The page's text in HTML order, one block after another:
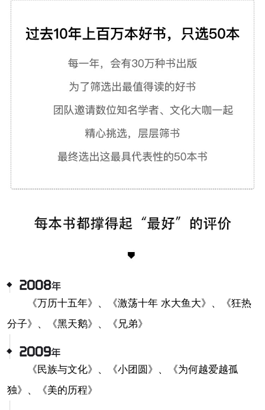
《万历十五年》、《激荡十年 水大鱼大》、《狂热
分子》、《黑天鹅》、《兄弟》
《民族与文化》、《小团圆》、《为何越爱越孤
独》、《美的历程》